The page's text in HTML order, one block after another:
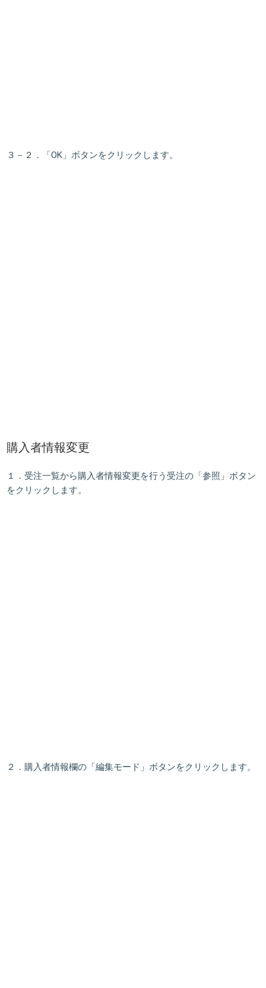
３－２．「OK 」ボタンをクリックします。
購入者情報変更
１．受注一覧から購入者情報変更を行う受注の「参照 」ボタン
をクリックします。
２．購入者情報欄の「編集モード」ボタンをクリックします。